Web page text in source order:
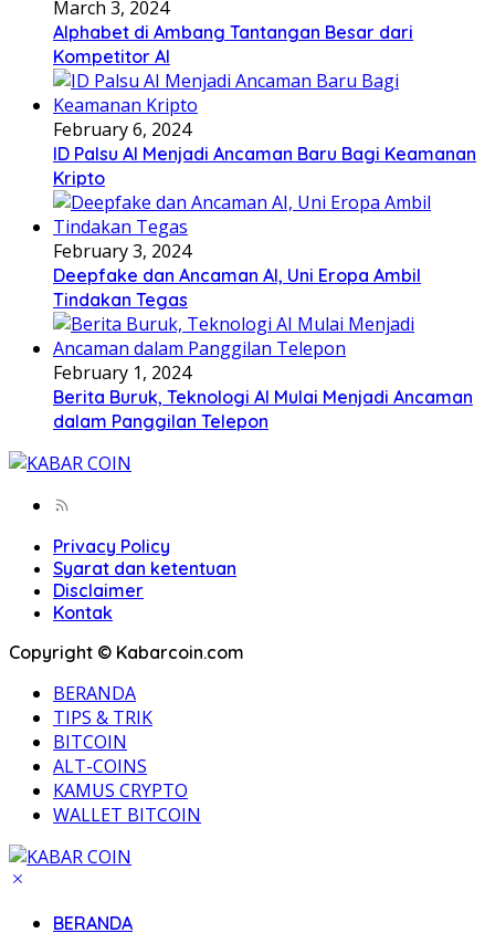
March 3, 2024
Alphabet di Ambang Tantangan Besar dari
Kompetitor AI
February 6, 2024
ID Palsu AI Menjadi Ancaman Baru Bagi Keamanan
Kripto
February 3, 2024
Deepfake dan Ancaman AI, Uni Eropa Ambil
Tindakan Tegas
February 1, 2024
Berita Buruk, Teknologi AI Mulai Menjadi Ancaman
dalam Panggilan Telepon
Privacy Policy
Syarat dan ketentuan
Disclaimer
Kontak
Copyright © Kabarcoin.com
BERANDA
TIPS & TRIK
BITCOIN
ALT-COINS
KAMUS CRYPTO
WALLET BITCOIN
BERANDA